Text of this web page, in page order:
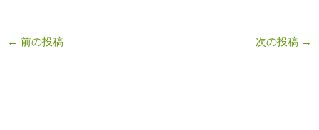
← 前の投稿 次の投稿 →